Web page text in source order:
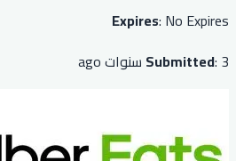
Expires: No Expires
Submitted: 3 سنوات ago